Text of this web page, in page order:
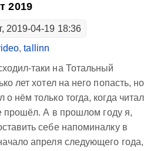
2019
2019-04-19 18:36
,tallinn
таки на Тотальный
лет хотел на него попасть, но
нём только тогда, когда читал
прошёл. А в прошлом году я,
себе напоминалку в
апреля следующего года,